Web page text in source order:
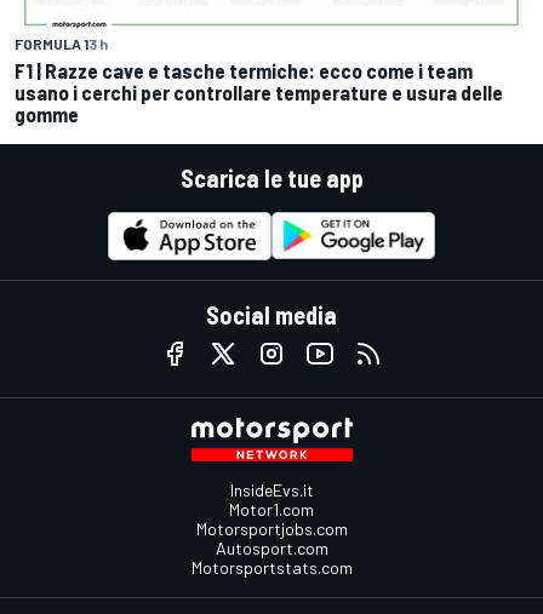
FORMULA 13 h
F1 | Razze cave e tasche termiche: ecco come i team
usano i cerchi per controllare temperature e usura delle
gomme
Scarica le tue app
Social media
InsideEvs.it
Motor1.com
Motorsportjobs.com
Autosport.com
Motorsportstats.com